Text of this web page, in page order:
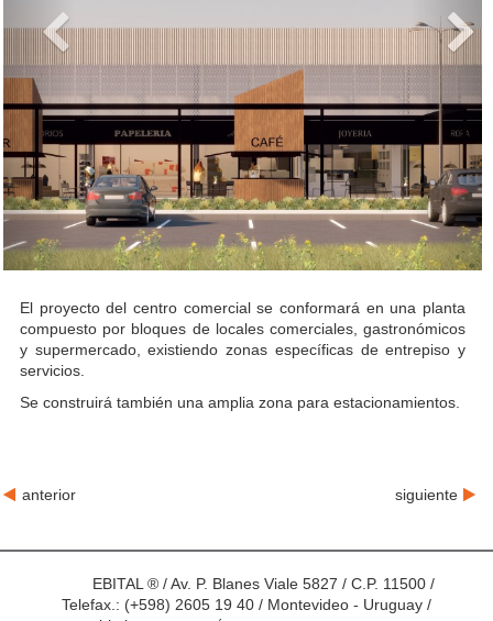
El proyecto del centro comercial se conformará en una planta
compuesto por bloques de locales comerciales, gastronómicos
y supermercado, existiendo zonas específicas de entrepiso y
servicios.
Se construirá también una amplia zona para estacionamientos.
anterior siguiente
EBITAL ® / Av. P. Blanes Viale 5827 / C.P. 11500 /
Telefax.: (+598) 2605 19 40 / Montevideo - Uruguay /